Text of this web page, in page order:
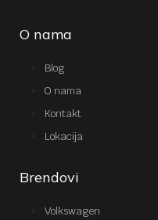
O nama
Blog
O nama
Kontakt
Lokacija
Brendovi
Volkswagen